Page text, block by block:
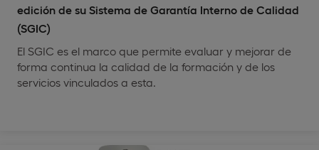
edición de su Sistema de Garantía Interno de Calidad
(SGIC)
El SGIC es el marco que permite evaluar y mejorar de
forma continua la calidad de la formación y de los
servicios vinculados a esta.